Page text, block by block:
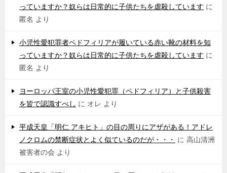
っていますか？奴らは日常的に子供たちを虐殺しています に
匿名 より
小児性愛犯罪者ペドフィリアが履いている赤い靴の材料を知
っていますか？奴らは日常的に子供たちを虐殺しています に
匿名 より
ヨーロッパ王室の小児性愛犯罪（ペドフィリア）と子供殺害
を皆で認識すべし に オレ より
平成天皇「明仁 アキヒト」の目の周りにアザがある！アドレ
ノクロムの禁断症状とよく似ているのだが・・・
に 高山清洲
被害者の会 より